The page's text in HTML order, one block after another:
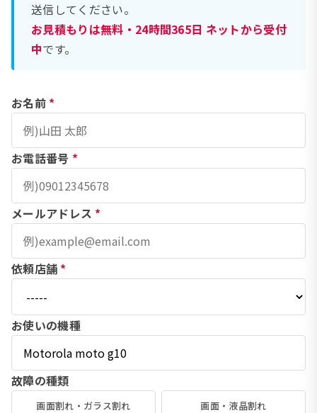
送信してください。
お見積もりは無料・24時間365日 ネットから受付
中です。
お名前 *
お電話番号 *
メールアドレス *
依頼店舗 *
お使いの機種
故障の種類
画面割れ・ガラス割れ 画面・液晶割れ